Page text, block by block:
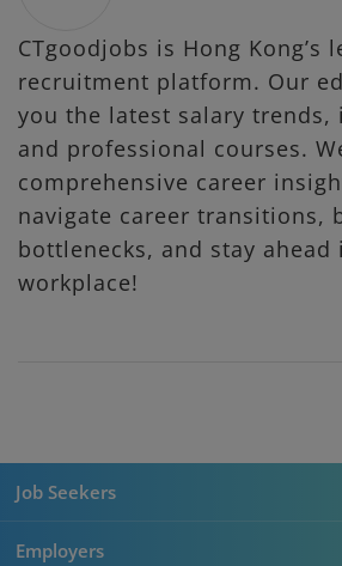
CTgoodjobs is Hong Kong’s
recruitment platform. Our
you the latest salary trends,
and professional courses.
comprehensive career
navigate career transitions,
bottlenecks, and stay ahead
workplace!
Job Seekers
Employers